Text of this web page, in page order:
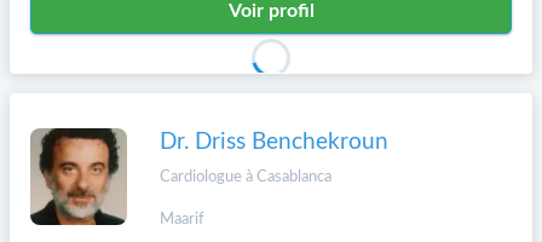
Voir profil
Dr. Driss Benchekroun
Cardiologue à Casablanca
Maarif